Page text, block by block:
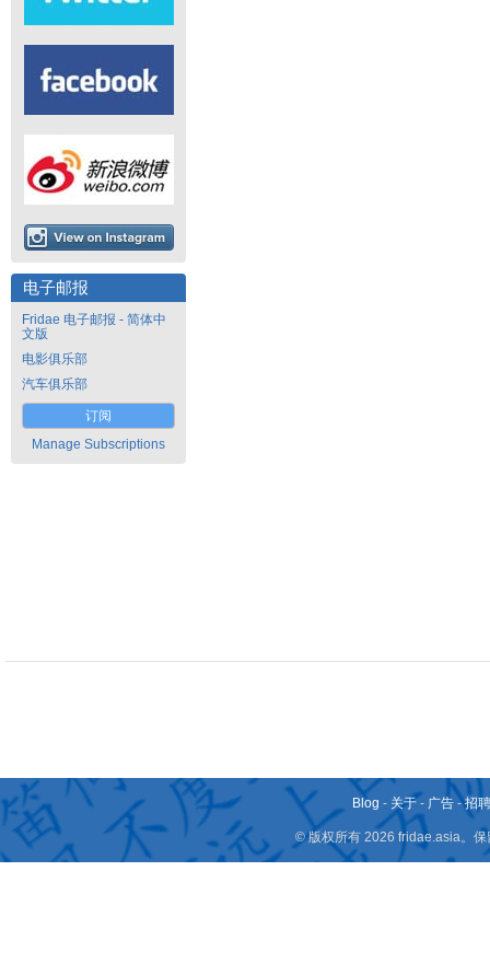
电子邮报
Fridae 电子邮报 - 简体中
文版
电影俱乐部
汽车俱乐部
订阅
Manage Subscriptions
Blog - 关于 - 广告 -招
© 版权所有 2026 fridae.asia。